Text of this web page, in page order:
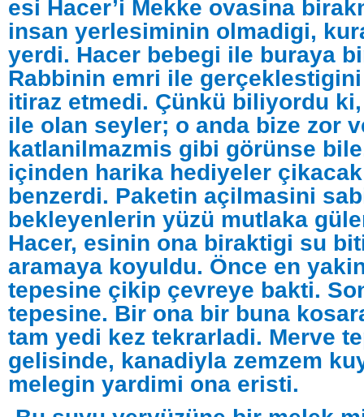
esi Hacer’i Mekke ovasina
insan yerlesiminin olmadigi,
yerdi. Hacer bebegi ile buraya
Rabbinin emri ile
itiraz etmedi. Çünkü biliyordu
ile olan seyler; o anda bize zor
katlanilmazmis gibi görünse
içinden harika hediyeler
benzerdi. Paketin açilmasini
bekleyenlerin yüzü mutlaka
Hacer, esinin ona biraktigi su
aramaya koyuldu. Önce en
tepesine çikip çevreye bakti.
tepesine. Bir ona bir buna
tam yedi kez tekrarladi. Merve
gelisinde, kanadiyla zemzem
melegin yardimi ona eristi.